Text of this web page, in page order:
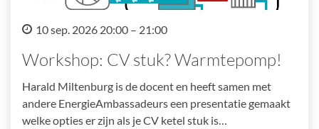
10 sep. 2026 20:00 – 21:00
Workshop: CV stuk? Warmtepomp!
Harald Miltenburg is de docent en heeft samen met
andere EnergieAmbassadeurs een presentatie gemaakt
welke opties er zijn als je CV ketel stuk is…